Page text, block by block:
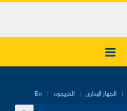
En الجهاز الإدارى الخريجون